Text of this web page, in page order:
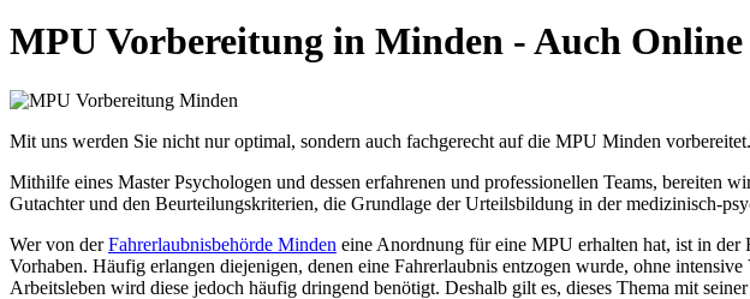
MPU Vorbereitung in Minden - Auch
Mit uns werden Sie nicht nur optimal, sondern auch fachgerecht auf die MPU Minden
Mithilfe eines Master Psychologen und dessen erfahrenen und professionellen Teams,
Gutachter und den Beurteilungskriterien, die Grundlage der Urteilsbildung in der medizinisch-
Wer von derFahrerlaubnisbehörde Minden eine Anordnung für eine MPU erhalten hat, ist in der
Vorhaben. Häufig erlangen diejenigen, denen eine Fahrerlaubnis entzogen wurde, ohne
Arbeitsleben wird diese jedoch häufig dringend benötigt. Deshalb gilt es, dieses Thema mit